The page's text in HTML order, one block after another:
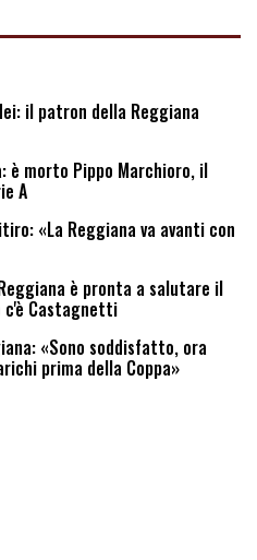
il patron della Reggiana
è morto Pippo Marchioro, il
A
«La Reggiana va avanti con
è pronta a salutare il
c'è Castagnetti
«Sono soddisfatto, ora
prima della Coppa»